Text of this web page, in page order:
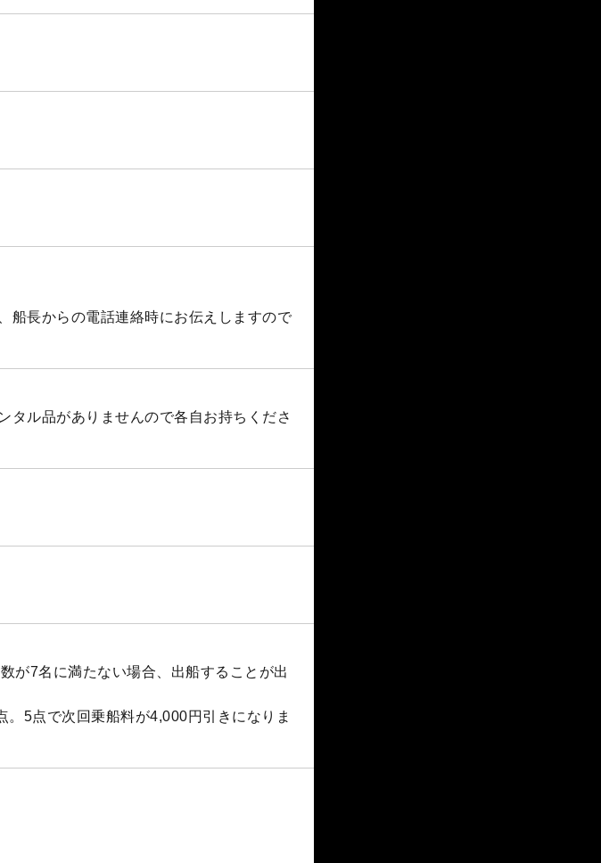
船長からの電話連絡時にお伝えしますので
タル品がありませんので各自お持ちくださ
が7名に満たない場合、出船することが出
5点で次回乗船料が4,000円引きになりま